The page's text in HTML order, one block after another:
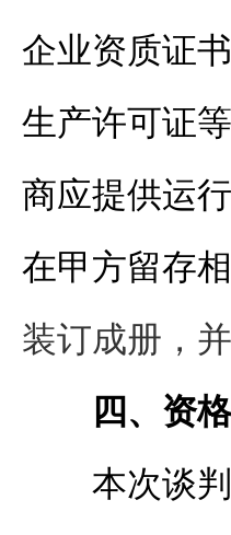
企业资质证
生产许可证
商应提供运
在甲方留存
装订成册，
四、资
本次谈